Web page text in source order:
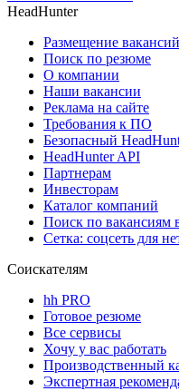
HeadHunter
Размещение вакансий
Поиск по резюме
О компании
Наши вакансии
Реклама на сайте
Требования к ПО
Безопасный
HeadHunter API
Партнерам
Инвесторам
Каталог компаний
Поиск по вакансиям
Сетка: соцсеть для
Соискателям
hh PRO
Готовое резюме
Все сервисы
Хочу у вас работать
Производственный
Экспертная